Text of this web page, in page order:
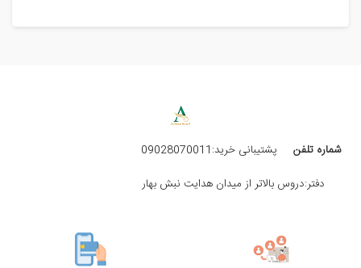
شماره تلفن
پشتیبانی خرید:09028070011
دفتر:دروس بالاتر از میدان هدایت نبش بهار